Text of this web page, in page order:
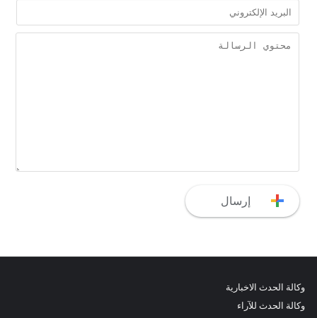
وكالة الحدث الاخبارية
وكالة الحدث للآراء